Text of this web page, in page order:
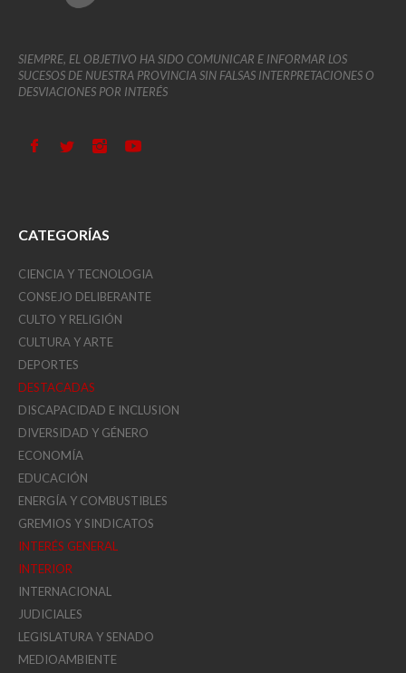
SIEMPRE, EL OBJETIVO HA SIDO COMUNICAR E INFORMAR LOS
SUCESOS DE NUESTRA PROVINCIA SIN FALSAS INTERPRETACIONES O
DESVIACIONES POR INTERÉS
CATEGORÍAS
CIENCIA Y TECNOLOGIA
CONSEJO DELIBERANTE
CULTO Y RELIGIÓN
CULTURA Y ARTE
DEPORTES
DESTACADAS
DISCAPACIDAD E INCLUSION
DIVERSIDAD Y GÉNERO
ECONOMÍA
EDUCACIÓN
ENERGÍA Y COMBUSTIBLES
GREMIOS Y SINDICATOS
INTERÉS GENERAL
INTERIOR
INTERNACIONAL
JUDICIALES
LEGISLATURA Y SENADO
MEDIOAMBIENTE